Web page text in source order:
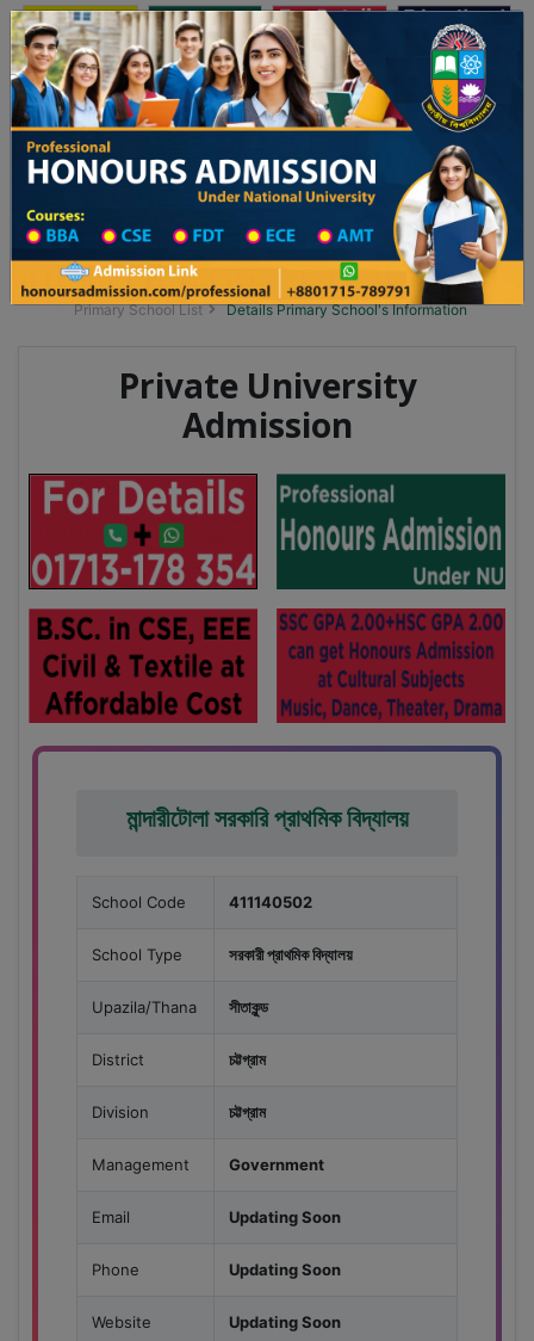
Toggle navigation অনার্স ভর্তি প্রফেশনাল অনার্স
Updates
২৬ শিক্ষাবর্ষের ১ম বর্ষের ভর্তি আবেদন বিজ্ঞপ্তি ঢাকা বিশ্ববিদ্যালয় ২০২৫-২৬ শিক্ষাবর্ষে
Division List
Primary School District Wise
Primary School in সীতাকুন্ড
Primary School List
Details Primary School's Information
Private University
Admission
মান্দারীটোলা সরকারি প্রাথমিক বিদ্যালয়
School Code 411140502
School Type সরকারী প্রাথমিক বিদ্যালয়
Upazila/Thana সীতাকুন্ড
District চট্টগ্রাম
Division চট্টগ্রাম
Management Government
Email Updating Soon
Phone Updating Soon
Website Updating Soon